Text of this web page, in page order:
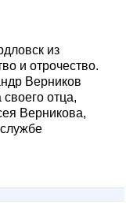
из
и отрочество.
Верников
отца,
Верникова,